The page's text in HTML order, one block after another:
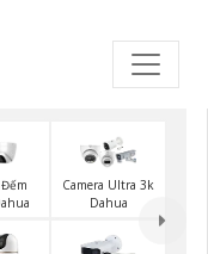
Đếm
Camera Ultra 3k
Dahua